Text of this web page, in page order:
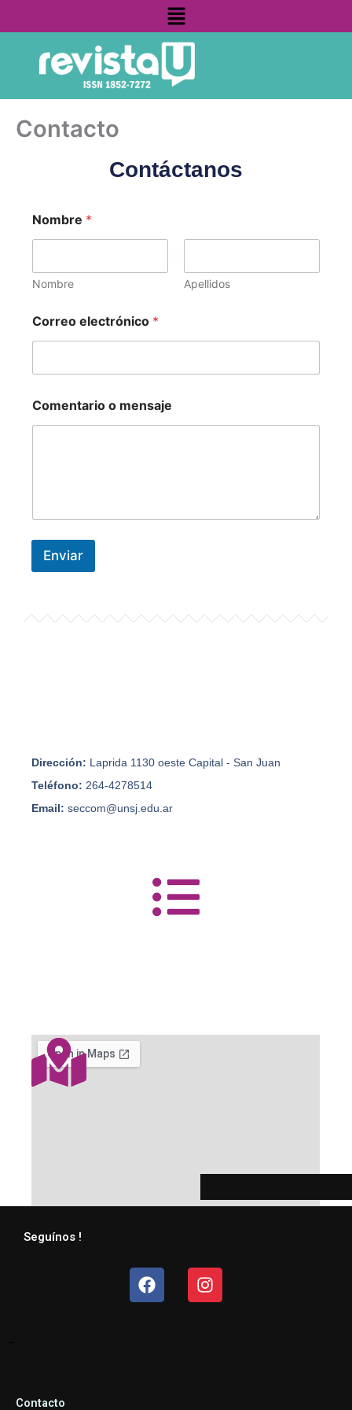
Menú
Contacto
Contáctanos
Nombre *
Nombre Apellidos
Correo electrónico *
Comentario o mensaje
Enviar
Dirección: Laprida 1130 oeste Capital - San Juan
Teléfono: 264-4278514
Email: seccom@unsj.edu.ar
Seguínos !
Contacto